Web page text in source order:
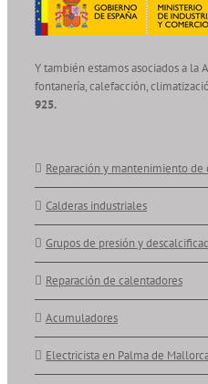
Y también estamos asociados a la
fontanería, calefacción,
925.
Reparación y mantenimiento
Calderas industriales
Grupos de presión y
Reparación de calentadores
Acumuladores
Electricista en Palma de